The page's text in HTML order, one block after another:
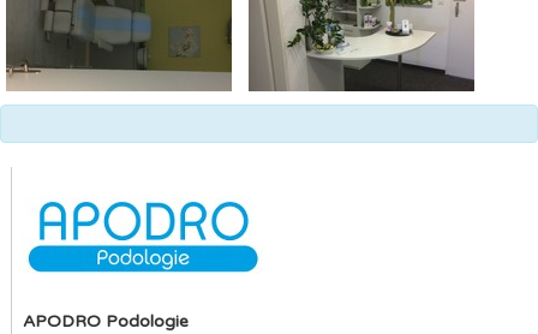
APODRO Podologie